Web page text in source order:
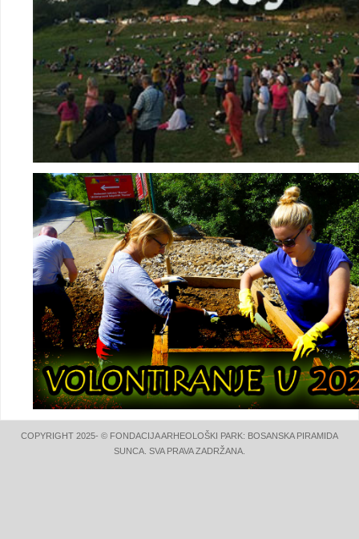
COPYRIGHT 2025- © FONDACIJA ARHEOLOŠKI PARK: BOSANSKA PIRAMIDA
SUNCA. SVA PRAVA ZADRŽANA.